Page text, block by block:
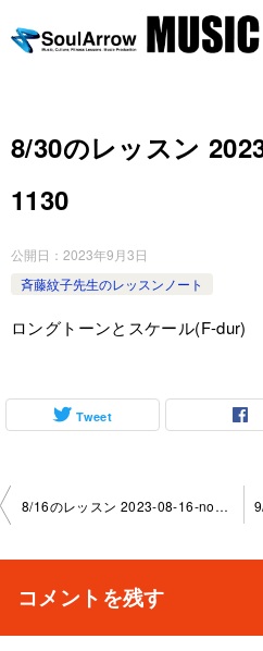
8/30のレッスン
1130
公開日： 2023年9月3日
斉藤紋子先生のレッスンノート
ロングトーンとスケール(F-dur)
Tweet
投
ビ
8/16のレッスン 2023-08-16-no0039-1130
コメントを残す